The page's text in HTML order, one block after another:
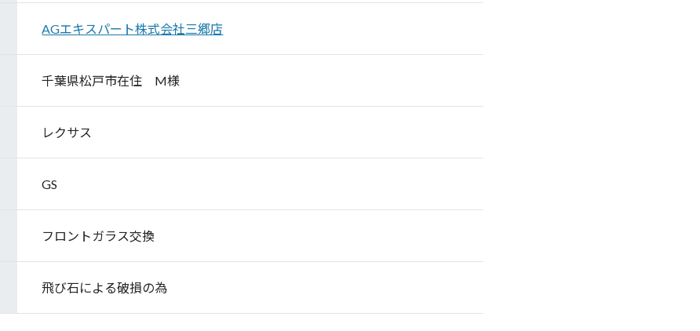
AGエキスパート株式会社三郷店
千葉県松戸市在住 M様
レクサス
GS
フロントガラス交換
飛び石による破損の為